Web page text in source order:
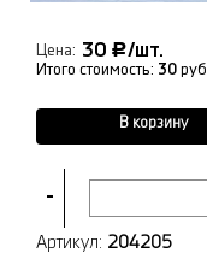
-
Цена: 30 Р/шт.
Итого стоимость: 30 руб.
В корзину
Артикул: 204205